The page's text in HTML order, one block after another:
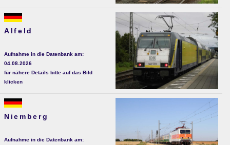
Alfeld
Aufnahme in die Datenbank am:
04.08.2026
für nähere Details bitte auf das Bild
klicken
Niemberg
Aufnahme in die Datenbank am: